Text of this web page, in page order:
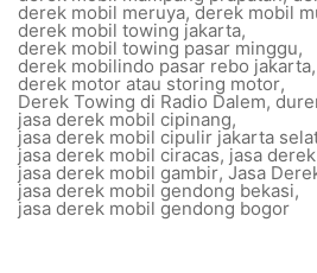
derek mobil meruya, derek mobil
derek mobil towing jakarta,
derek mobil towing pasar minggu,
derek mobilindo pasar rebo jakarta,
derek motor atau storing motor,
Derek Towing di Radio Dalem,
jasa derek mobil cipinang,
jasa derek mobil cipulir jakarta
jasa derek mobil ciracas, jasa
jasa derek mobil gambir, Jasa
jasa derek mobil gendong bekasi,
jasa derek mobil gendong bogor